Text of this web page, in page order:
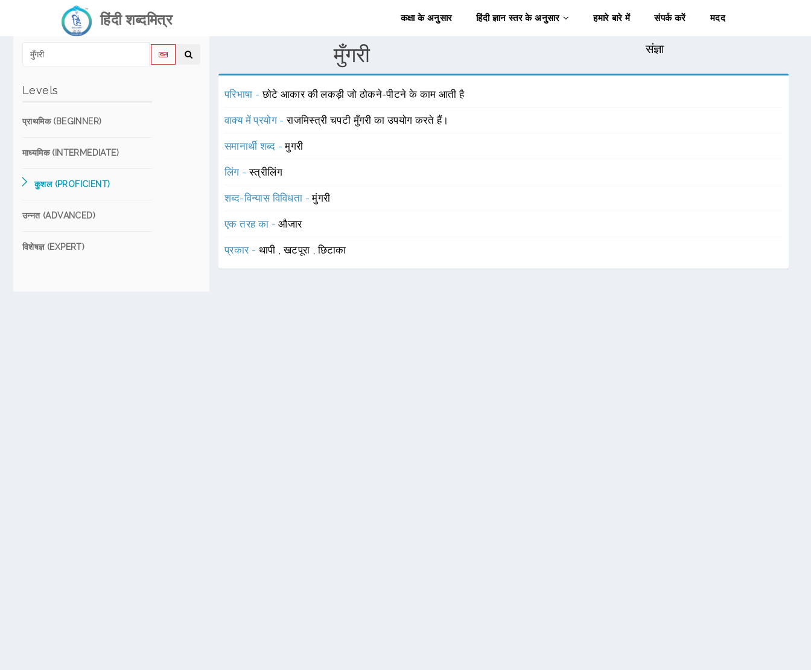
हिंदी शब्दमित्र कक्षा के अनुसार हिंदी ज्ञान स्तर के अनुसार हमारे बारे में संपर्क करें मदद
Levels
प्राथमिक (BEGINNER)
माध्यमिक (INTERMEDIATE)
कुशल (PROFICIENT)
उन्नत (ADVANCED)
विशेषज्ञ (EXPERT)
मुँगरी संज्ञा
परिभाषा -छोटे आकार की लकड़ी जो ठोकने-पीटने के काम आती है
वाक्य में प्रयोग -राजमिस्त्री चपटी मुँगरी का उपयोग करते हैं।
समानार्थी शब्द -मुगरी
लिंग -स्त्रीलिंग
शब्द-विन्यास विविधता -मुंगरी
एक तरह का -औजार
प्रकार - थापी ,खटपूरा ,छिटाका